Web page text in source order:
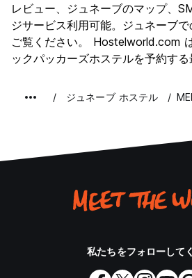
ナイトライフ
コストパフォーマンス
レビュー、ジュネーブのマップ、
ジサービス利用可能。ジュネーブ
ご覧ください。 Hostelworld.com
ックパッカーズホステルを予約する
ジュネーブ ホステル
私たちをフォローして